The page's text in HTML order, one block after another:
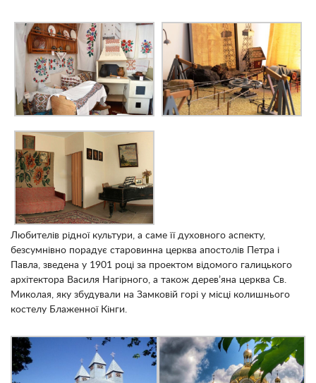
Любителів рідної культури, а саме її духовного аспекту,
безсумнівно порадує старовинна церква апостолів Петра і
Павла, зведена у 1901 році за проектом відомого галицького
архітектора Василя Нагірного, а також дерев’яна церква Св.
Миколая, яку збудували на Замковій горі у місці колишнього
костелу Блаженної Кінги.